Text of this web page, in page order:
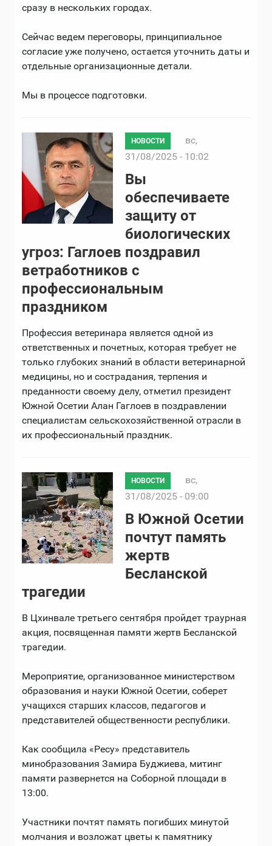
сразу в нескольких городах.
Сейчас ведем переговоры, принципиальное
согласие уже получено, остается уточнить даты и
отдельные организационные детали.
Мы в процессе подготовки.
НОВОСТИ
вс,
31/08/2025 - 10:02
Вы
обеспечиваете
защиту от
биологических
угроз: Гаглоев поздравил
ветработников с
профессиональным
праздником
Профессия ветеринара является одной из
ответственных и почетных, которая требует не
только глубоких знаний в области ветеринарной
медицины, но и сострадания, терпения и
преданности своему делу, отметил президент
Южной Осетии Алан Гаглоев в поздравлении
специалистам сельскохозяйственной отрасли в
их профессиональный праздник.
НОВОСТИ
вс,
31/08/2025 - 09:00
В Южной Осетии
почтут память
жертв
Бесланской
трагедии
В Цхинвале третьего сентября пройдет траурная
акция, посвященная памяти жертв Бесланской
трагедии.
Мероприятие, организованное министерством
образования и науки Южной Осетии, соберет
учащихся старших классов, педагогов и
представителей общественности республики.
Как сообщила «Ресу» представитель
минобразования Замира Буджиева, митинг
памяти развернется на Соборной площади в
13:00.
Участники почтят память погибших минутой
молчания и возложат цветы к памятнику